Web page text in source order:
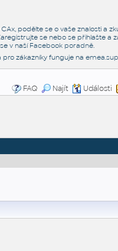
podělte se o vaše znalosti a
se nebo se přihlašte a
v naší Facebook poradně.
zákazníky funguje na
FAQ
Najít Události